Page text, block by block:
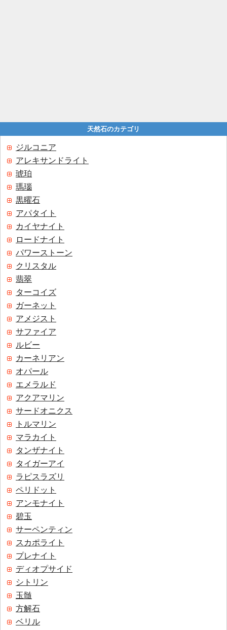
天然石のカテゴリ
ジルコニア
アレキサンドライト
琥珀
瑪瑙
黒曜石
アパタイト
カイヤナイト
ロードナイト
パワーストーン
クリスタル
翡翠
ターコイズ
ガーネット
アメジスト
サファイア
ルビー
カーネリアン
オパール
エメラルド
アクアマリン
サードオニクス
トルマリン
マラカイト
タンザナイト
タイガーアイ
ラピスラズリ
ペリドット
アンモナイト
碧玉
サーペンティン
スカポライト
プレナイト
ディオプサイド
シトリン
玉髄
方解石
ベリル